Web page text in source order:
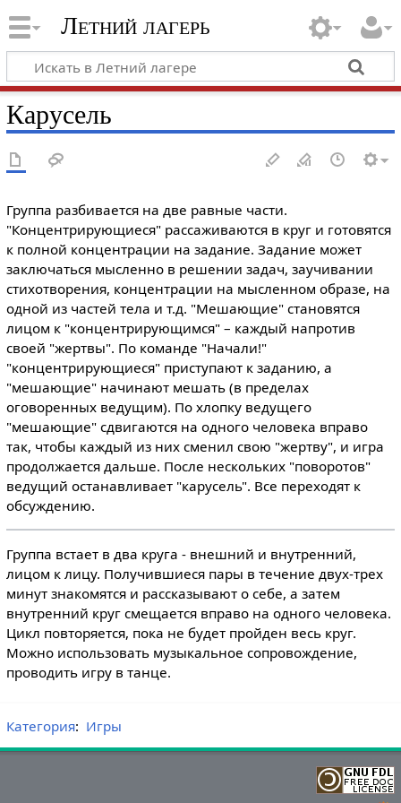
Летний лагерь
Карусель
Группа разбивается на две равные части.
"Концентрирующиеся" рассаживаются в круг и готовятся
к полной концентрации на задание. Задание может
заключаться мысленно в решении задач, заучивании
стихотворения, концентрации на мысленном образе, на
одной из частей тела и т.д. "Мешающие" становятся
лицом к "концентрирующимся" – каждый напротив
своей "жертвы". По команде "Начали!"
"концентрирующиеся" приступают к заданию, а
"мешающие" начинают мешать (в пределах
оговоренных ведущим). По хлопку ведущего
"мешающие" сдвигаются на одного человека вправо
так, чтобы каждый из них сменил свою "жертву", и игра
продолжается дальше. После нескольких "поворотов"
ведущий останавливает "карусель". Все переходят к
обсуждению.
Группа встает в два круга - внешний и внутренний,
лицом к лицу. Получившиеся пары в течение двух-трех
минут знакомятся и рассказывают о себе, а затем
внутренний круг смещается вправо на одного человека.
Цикл повторяется, пока не будет пройден весь круг.
Можно использовать музыкальное сопровождение,
проводить игру в танце.
Категория: Игры